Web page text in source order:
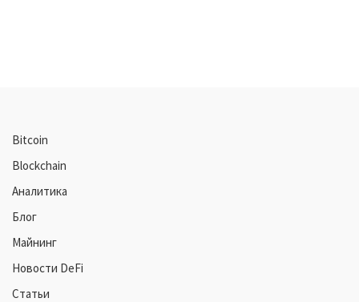
Bitcoin
Blockchain
Аналитика
Блог
Майнинг
Новости DeFi
Статьи